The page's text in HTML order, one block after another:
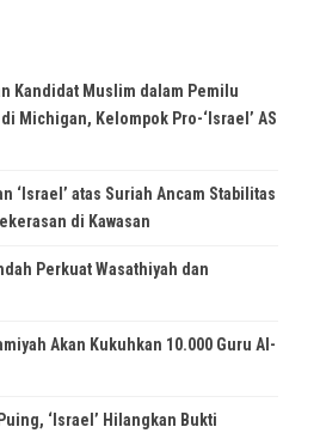
Kandidat Muslim dalam Pemilu
Michigan, Kelompok Pro-‘Israel’ AS
‘Israel’ atas Suriah Ancam Stabilitas
di Kawasan
Perkuat Wasathiyah dan
Akan Kukuhkan 10.000 Guru Al-
‘Israel’ Hilangkan Bukti